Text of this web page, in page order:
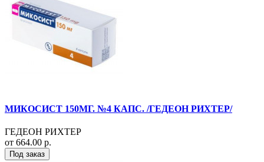
МИКОСИСТ 150МГ. №4 КАПС. /ГЕДЕОН РИХТЕР/
ГЕДЕОН РИХТЕР
от 664.00 р.
Под заказ